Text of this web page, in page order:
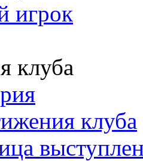
игрок
клуба
клуба